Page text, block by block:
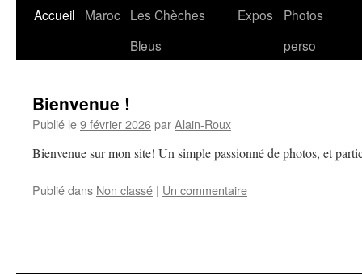
Accueil Maroc Les Chèches
Bleus
Expos
Photos
perso
Bienvenue !
Publié le9 février 2026parAlain-Roux
Bienvenue sur mon site! Un simple passionné de photos, et
Publié dans Non classé | Un commentaire